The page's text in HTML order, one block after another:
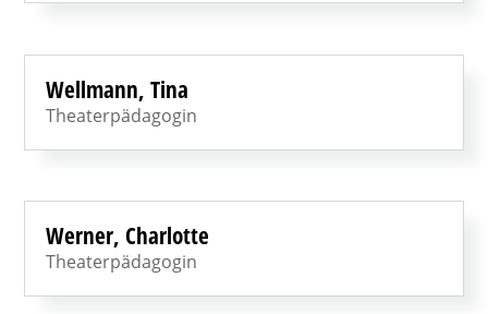
Wellmann, Tina
Theaterpädagogin
Werner, Charlotte
Theaterpädagogin